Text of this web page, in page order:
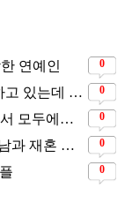
연예인 0
너무 예뻐서 그만.. 오락실에서 DDR하고 있는데 지나가던 이상민이 캐스팅했다는 연예인 0
“속도위반 이죠?” 너무 급하게 결혼해서 모두에게 의심 받았던 스타 0
“결혼 다시는 안해” 그러나 11살 연하남과 재혼 발표 0
0